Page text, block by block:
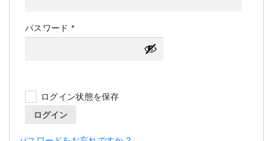
パスワード *必
須
ログイン状態を保存
ログイン